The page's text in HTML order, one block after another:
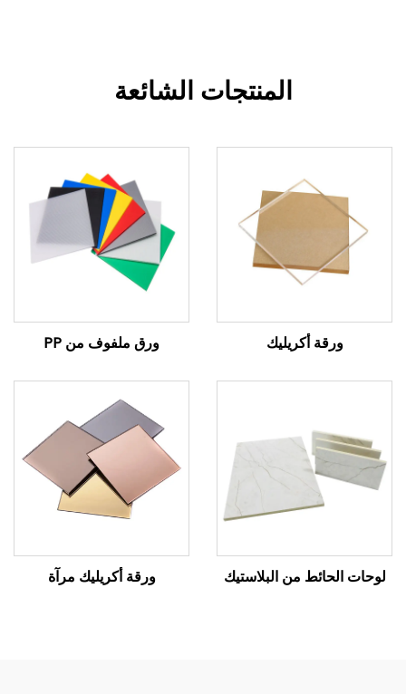
المنتجات الشائعة
ورقة أكريليك ورق ملفوف من PP
لوحات الحائط من البلاستيك ورقة أكريليك مرآة